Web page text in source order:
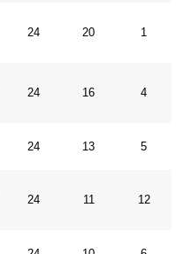
24 20 1
24 16 4
24 13 5
24 11 12